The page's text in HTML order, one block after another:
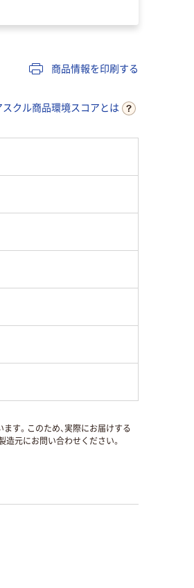
商品情報を印刷する
スクル商品環境スコアとは
す。このため、実際にお届けする
元にお問い合わせください。